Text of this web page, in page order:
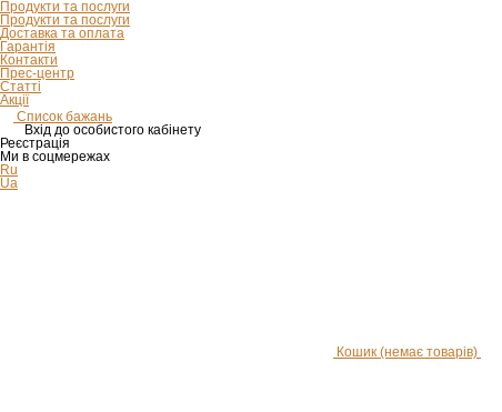
Продукти та послуги
Продукти та послуги
Доставка та оплата
Гарантія
Контакти
Прес-центр
Статті
Акції
Список бажань
Вхід до особистого кабінету
Реєстрація
Ми в соцмережах
Ru
Ua
Кошик (немає товарів)